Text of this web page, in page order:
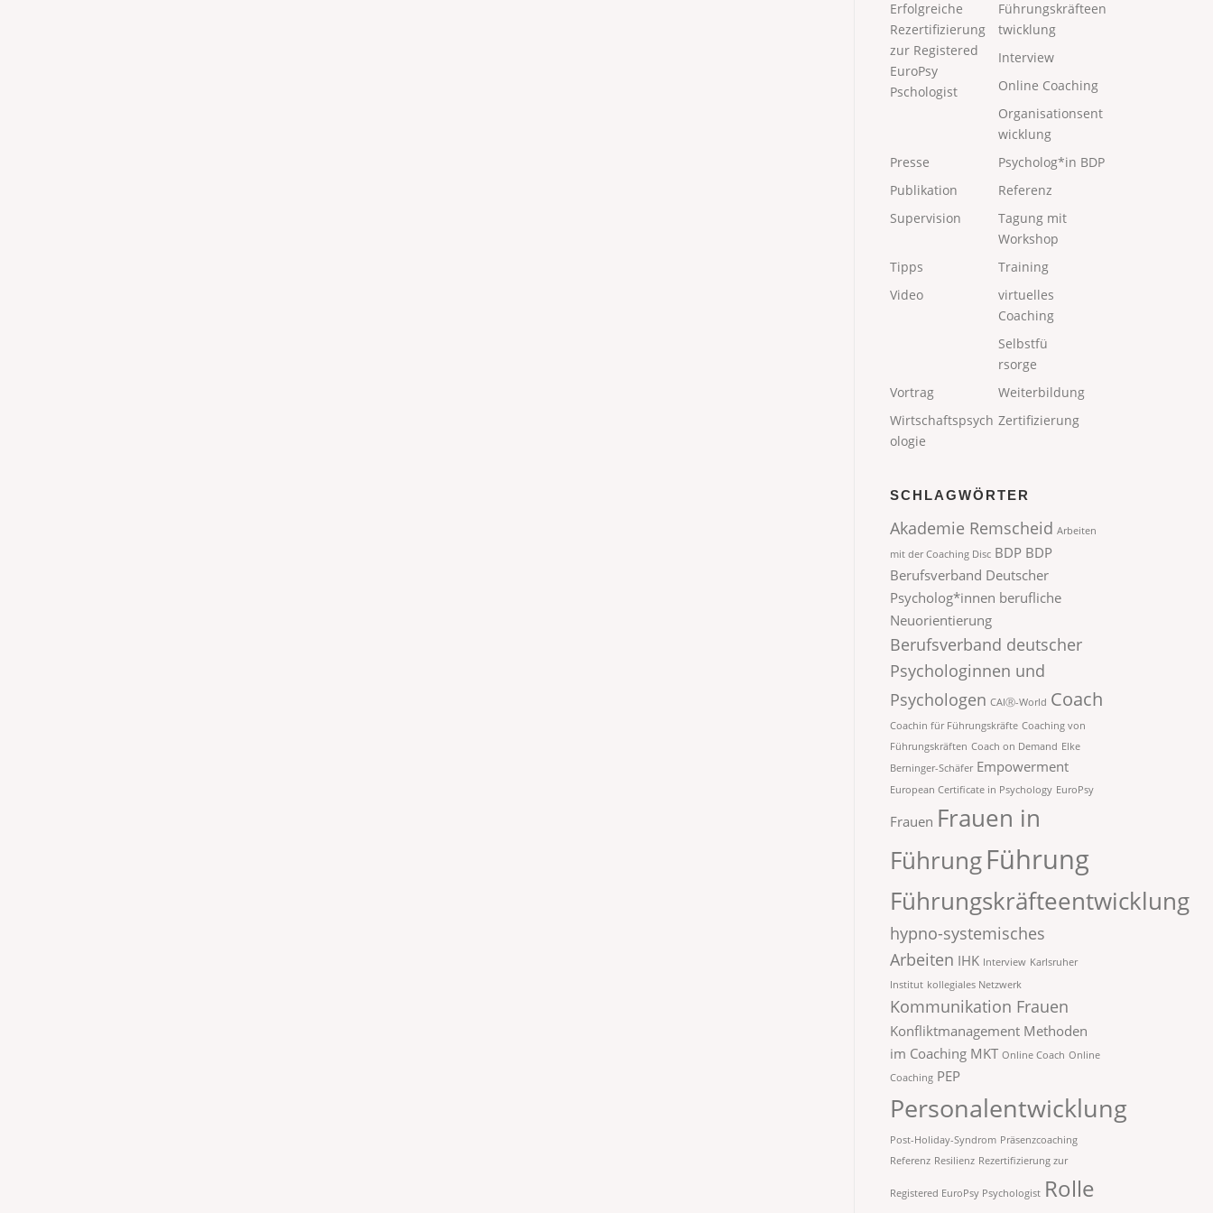
Erfolgreiche
Rezertifizierung
zur Registered
EuroPsy
Pschologist
Führungskräfteen
twicklung
Interview
Online Coaching
Organisationsent
wicklung
Presse
Psycholog*in BDP
Publikation
Referenz
Supervision
Tagung mit
Workshop
Tipps
Training
Video
virtuelles
Coaching
Selbstfü
rsorge
Vortrag
Weiterbildung
Wirtschaftspsych
ologie
Zertifizierung
SCHLAGWÖRTER
Akademie Remscheid Arbeiten
mit der Coaching Disc BDP BDP
Berufsverband Deutscher
Psycholog*innen berufliche
Neuorientierung
Berufsverband deutscher
Psychologinnen und
Psychologen CAIⓇ-World Coach
Coachin für Führungskräfte Coaching von
Führungskräften Coach on Demand Elke
Berninger-Schäfer Empowerment
European Certificate in Psychology EuroPsy
Frauen Frauen in
Führung Führung
Führungskräfteentwicklung
hypno-systemisches
Arbeiten IHK Interview Karlsruher
Institut kollegiales Netzwerk
Kommunikation Frauen
Konfliktmanagement Methoden
im Coaching MKT Online Coach Online
Coaching PEP
Personalentwicklung
Post-Holiday-Syndrom Präsenzcoaching
Referenz Resilienz Rezertifizierung zur
Registered EuroPsy Psychologist Rolle